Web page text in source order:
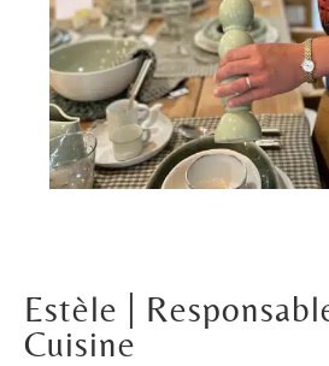
Estèle
|
Cuisine